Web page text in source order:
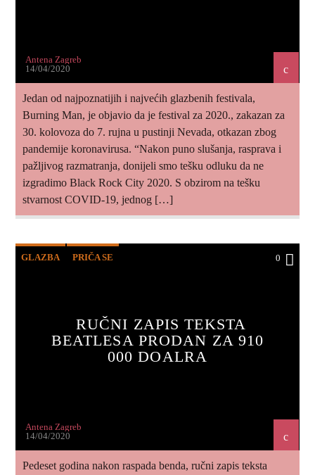
Antena Zagreb
14/04/2020
Jedan od najpoznatijih i najvećih glazbenih festivala,
Burning Man, je objavio da je festival za 2020., zakazan za
30. kolovoza do 7. rujna u pustinji Nevada, otkazan zbog
pandemije koronavirusa. “Nakon puno slušanja, rasprava i
pažljivog razmatranja, donijeli smo tešku odluku da ne
izgradimo Black Rock City 2020. S obzirom na tešku
stvarnost COVID-19, jednog […]
GLAZBA PRIČA SE 0
RUČNI ZAPIS TEKSTA
BEATLESA PRODAN ZA 910
000 DOALRA
Antena Zagreb
14/04/2020
Pedeset godina nakon raspada benda, ručni zapis teksta